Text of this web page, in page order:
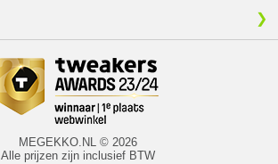
MEGEKKO.NL © 2026
Alle prijzen zijn inclusief BTW